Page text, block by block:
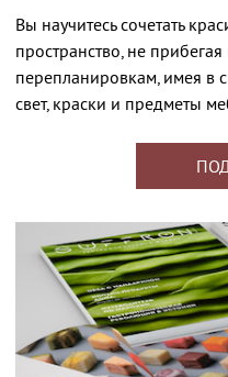
Вы научитесь сочетать
пространство, не
перепланировкам, имея в
свет, краски и предметы